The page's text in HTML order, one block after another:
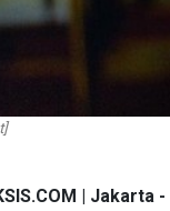
| Jakarta -